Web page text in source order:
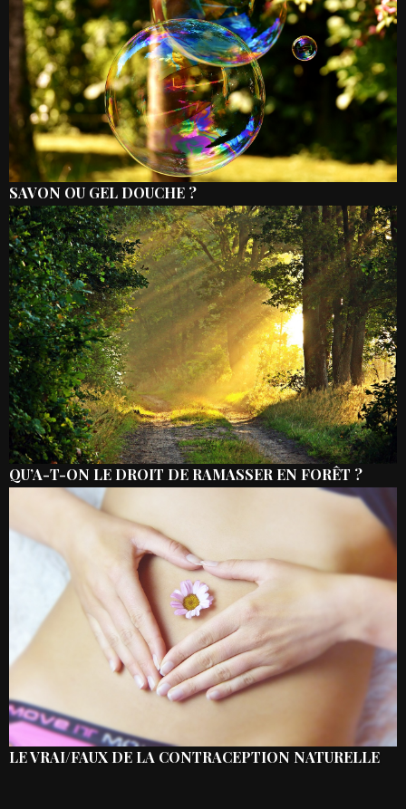
SAVON OU GEL DOUCHE ?
QU’A-T-ON LE DROIT DE RAMASSER EN FORÊT ?
LE VRAI/FAUX DE LA CONTRACEPTION NATURELLE